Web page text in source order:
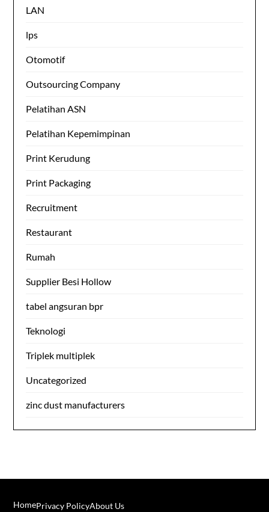
LAN
lps
Otomotif
Outsourcing Company
Pelatihan ASN
Pelatihan Kepemimpinan
Print Kerudung
Print Packaging
Recruitment
Restaurant
Rumah
Supplier Besi Hollow
tabel angsuran bpr
Teknologi
Triplek multiplek
Uncategorized
zinc dust manufacturers
HomePrivacy PolicyAbout Us